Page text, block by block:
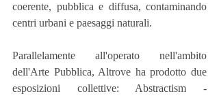
coerente, pubblica e diffusa, contaminando
centri urbani e paesaggi naturali.
Parallelamente all'operato nell'ambito
dell'Arte Pubblica, Altrove ha prodotto due
esposizioni collettive: Abstractism -